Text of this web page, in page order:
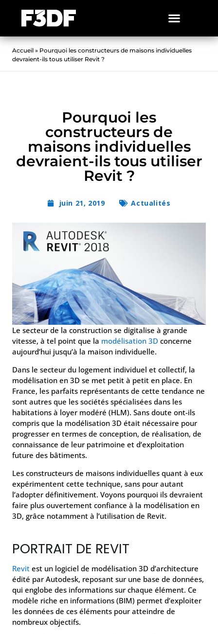
Accueil » Pourquoi les constructeurs de maisons individuelles
devraient-ils tous utiliser Revit ?
Pourquoi les
constructeurs de
maisons individuelles
devraient-ils tous utiliser
Revit ?
juin 21, 2019 Actualités
Le secteur de la construction se digitalise à grande
vitesse, à tel point que la modélisation 3D concerne
aujourd’hui jusqu’à la maison individuelle.
Dans le secteur du logement individuel et collectif, la
modélisation en 3D se met petit à petit en place. En
France, les parfaits représentants de cette tendance ne
sont autres que les sociétés spécialisées dans les
habitations à loyer modéré (HLM). Sans doute ont-ils
compris que la modélisation 3D était nécessaire pour
progresser en termes de conception, de réalisation, de
connaissance de leur patrimoine et d’exploitation
future des bâtiments.
Les constructeurs de maisons individuelles quant à eux
expérimentent cette technique, sans pour autant
l’adopter définitivement. Voyons pourquoi ils devraient
faire plus ouvertement confiance à la modélisation en
3D, grâce notamment à l’utilisation de Revit.
PORTRAIT DE REVIT
Revit est un logiciel de modélisation 3D d’architecture
édité par Autodesk, reposant sur une base de données,
qui englobe des informations sur chaque élément. Ce
modèle riche en informations (BIM) permet d’exploiter
les données de ces éléments pour atteindre de
nombreux objectifs.